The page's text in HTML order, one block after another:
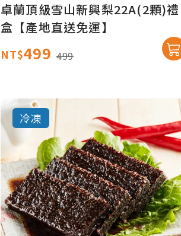
卓蘭頂級雪山新興梨22A(2顆)禮
盒【產地直送免運】
NT$499 499
冷凍